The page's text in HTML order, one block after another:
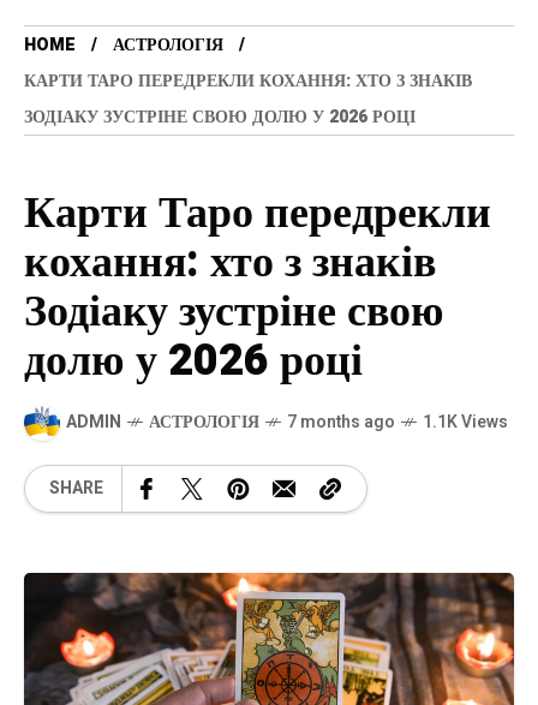
HOME
АСТРОЛОГІЯ
КАРТИ ТАРО ПЕРЕДРЕКЛИ КОХАННЯ: ХТО З ЗНАКІВ
ЗОДІАКУ ЗУСТРІНЕ СВОЮ ДОЛЮ У 2026 РОЦІ
Карти Таро передрекли
кохання: хто з знаків
Зодіаку зустріне свою
долю у 2026 році
ADMIN АСТРОЛОГІЯ 7 months ago 1.1K Views
SHARE